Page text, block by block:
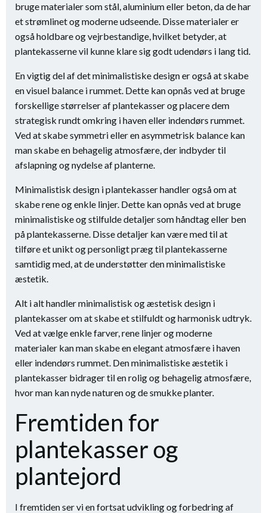
bruge materialer som stål, aluminium eller beton, da de har
et strømlinet og moderne udseende. Disse materialer er
også holdbare og vejrbestandige, hvilket betyder, at
plantekasserne vil kunne klare sig godt udendørs i lang tid.
En vigtig del af det minimalistiske design er også at skabe
en visuel balance i rummet. Dette kan opnås ved at bruge
forskellige størrelser af plantekasser og placere dem
strategisk rundt omkring i haven eller indendørs rummet.
Ved at skabe symmetri eller en asymmetrisk balance kan
man skabe en behagelig atmosfære, der indbyder til
afslapning og nydelse af planterne.
Minimalistisk design i plantekasser handler også om at
skabe rene og enkle linjer. Dette kan opnås ved at bruge
minimalistiske og stilfulde detaljer som håndtag eller ben
på plantekasserne. Disse detaljer kan være med til at
tilføre et unikt og personligt præg til plantekasserne
samtidig med, at de understøtter den minimalistiske
æstetik.
Alt i alt handler minimalistisk og æstetisk design i
plantekasser om at skabe et stilfuldt og harmonisk udtryk.
Ved at vælge enkle farver, rene linjer og moderne
materialer kan man skabe en elegant atmosfære i haven
eller indendørs rummet. Den minimalistiske æstetik i
plantekasser bidrager til en rolig og behagelig atmosfære,
hvor man kan nyde naturen og de smukke planter.
Fremtiden for
plantekasser og
plantejord
I fremtiden ser vi en fortsat udvikling og forbedring af